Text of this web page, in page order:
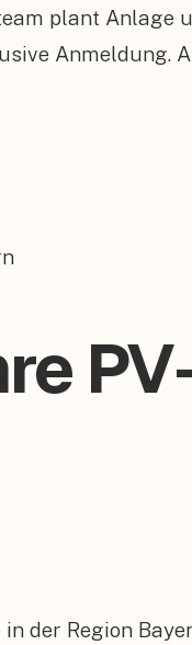
plant Anlage
Anmeldung.
der Region